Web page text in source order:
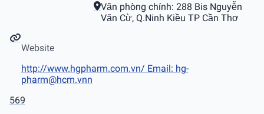
Văn phòng chính: 288 Bis Nguyễn
Văn Cừ, Q.Ninh Kiều TP Cần Thơ
Website
http://www.hgpharm.com.vn/ Email: hg-
pharm@hcm.vnn
569